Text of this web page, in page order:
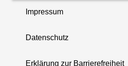
Impressum
Datenschutz
Erklärung zur Barrierefreiheit